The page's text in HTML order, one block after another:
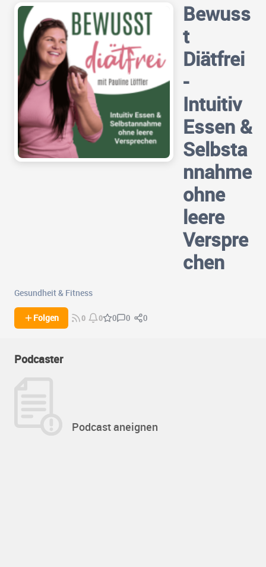
Bewuss
t
Diätfrei
-
Intuitiv
Essen &
Selbsta
nnahme
ohne
leere
Verspre
chen
Gesundheit & Fitness
Folgen 0 0 0 0 0
Podcaster
Podcast aneignen